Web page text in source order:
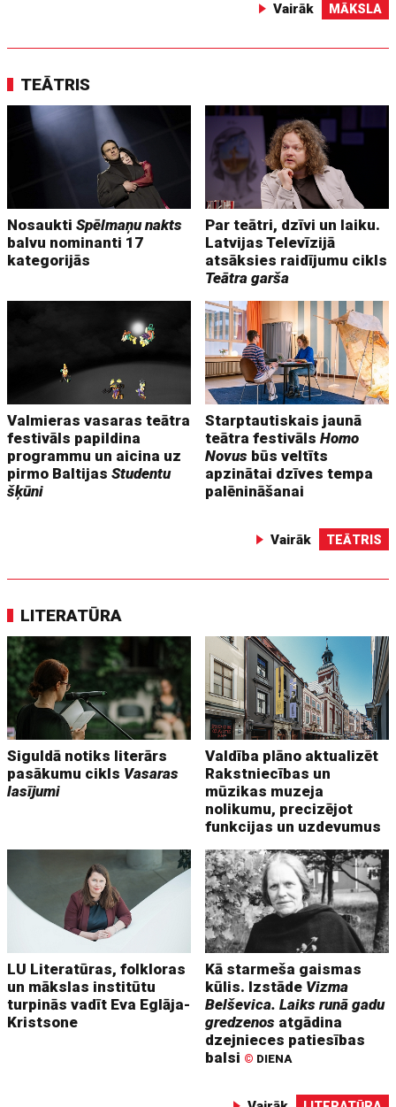
Vairāk MĀKSLA
TEĀTRIS
NosauktiSpēlmaņu nakts
balvu nominanti 17
kategorijās
Par teātri, dzīvi un laiku.
Latvijas Televīzijā
atsāksies raidījumu cikls
Teātra garša
Valmieras vasaras teātra
festivāls papildina
programmu un aicina uz
pirmo BaltijasStudentu
šķūni
Starptautiskais jaunā
teātra festivālsHomo
Novus būs veltīts
apzinātai dzīves tempa
palēnināšanai
Vairāk TEĀTRIS
LITERATŪRA
Siguldā notiks literārs
pasākumu cikls Vasaras
lasījumi
Valdība plāno aktualizēt
Rakstniecības un
mūzikas muzeja
nolikumu, precizējot
funkcijas un uzdevumus
LU Literatūras, folkloras
un mākslas institūtu
turpinās vadīt Eva Eglāja-
Kristsone
Kā starmeša gaismas
kūlis. Izstāde Vizma
Belševica. Laiks runā gadu
gredzenos atgādina
dzejnieces patiesības
balsi © DIENA